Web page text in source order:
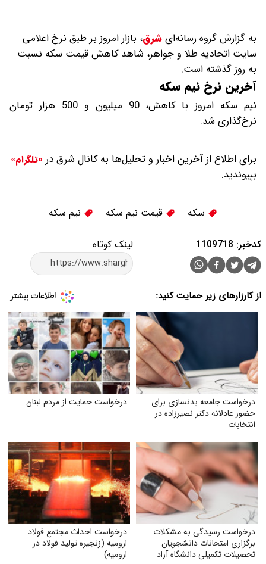
به گزارش گروه رسانه‌ایشرق، بازار امروز بر طبق نرخ اعلامی
سایت اتحادیه طلا و جواهر، شاهد کاهش قیمت‌‌‌‌ سکه نسبت
به روز گذشته است.
آخرین نرخ نیم سکه
نیم سکه امروز با کاهش، 90 میلیون و 500 هزار تومان
نرخ‌گذاری شد.
برای اطلاع از آخرین اخبار و تحلیل‌ها به کانال شرق در «تلگرام»
بپیوندید.
سکه قیمت نیم سکه نیم سکه
لینک کوتاه کدخبر: 1109718
از کارزارهای زیر حمایت کنید:
درخواست جامعه بدنسازی برای
حضور عادلانه دکتر نصیرزاده در
انتخابات
درخواست حمایت از مردم لبنان
درخواست رسیدگی به مشکلات
برگزاری امتحانات دانشجویان
تحصیلات تکمیلی دانشگاه آزاد
درخواست احداث مجتمع فولاد
ارومیه (زنجیره تولید فولاد در
ارومیه)